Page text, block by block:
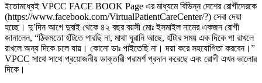
ইতোমধ্যেই VPCC FACE BOOK Page এর মাধ্যমে বিভিন্ন দেশের রোগীদেরকে
(https://www.facebook.com/VirtualPatientCareCenter/?) সেবা দেয়া
হচ্ছে। দু’দিন আগে দুবাই থেকে ৪২ বছর বয়সী মোঃ ইসমাইল নামের একজন রোগী
জানালেন, “ঠিকমতো হাঁটতে পারছি না, মাথা ঘুরানি আছে, হাঁটার সময় এক দিকে পা রাখলে
রাখলে অন্য দিকে চলে যায়। কোনো ডাঃ পাইতেছি না। দয়া করে সহযোগিতা করবেন।”
VPCC সাথে সাথে প্রয়োজনীয় ডাক্তারী পরামর্শ প্রদান করেছে এবং রোগী এখন ভালোর
দিকে।